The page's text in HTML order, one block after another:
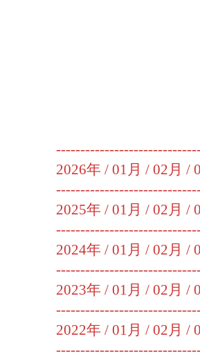
2026年 / 01月 / 02月 /
2025年 / 01月 / 02月 /
2024年 / 01月 / 02月 /
2023年 / 01月 / 02月 /
2022年 / 01月 / 02月 /